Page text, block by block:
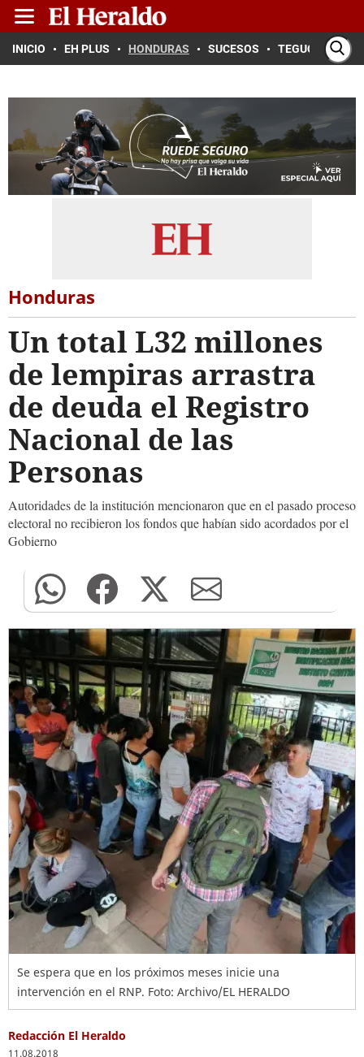
INICIO EH PLUS HONDURAS SUCESOS TEGUCIGALPA
Honduras
Un total L32 millones
de lempiras arrastra
de deuda el Registro
Nacional de las
Personas
Autoridades de la institución mencionaron que en el pasado proceso
electoral no recibieron los fondos que habían sido acordados por el
Gobierno
Se espera que en los próximos meses inicie una
intervención en el RNP. Foto: Archivo/EL HERALDO
Redacción El Heraldo
11.08.2018